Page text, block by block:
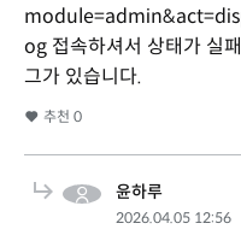
og 접속하셔서 상태가 실
그가 있습니다.
추천 0
윤하루
2026.04.05 12:56